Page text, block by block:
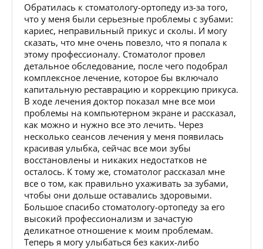
Обратилась к стоматологу-ортопеду из-за того,
что у меня были серьезные проблемы с зубами:
кариес, неправильный прикус и сколы. И могу
сказать, что мне очень повезло, что я попала к
этому профессионалу. Стоматолог провел
детальное обследование, после чего подобрал
комплексное лечение, которое бы включало
капитальную реставрацию и коррекцию прикуса.
В ходе лечения доктор показал мне все мои
проблемы на компьютерном экране и рассказал,
как можно и нужно все это лечить. Через
несколько сеансов лечения у меня появилась
красивая улыбка, сейчас все мои зубы
восстановлены и никаких недостатков не
осталось. К тому же, стоматолог рассказал мне
все о том, как правильно ухаживать за зубами,
чтобы они дольше оставались здоровыми.
Большое спасибо стоматологу-ортопеду за его
высокий профессионализм и зачастую
деликатное отношение к моим проблемам.
Теперь я могу улыбаться без каких-либо